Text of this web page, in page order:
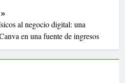
al negocio digital: una
en una fuente de ingresos